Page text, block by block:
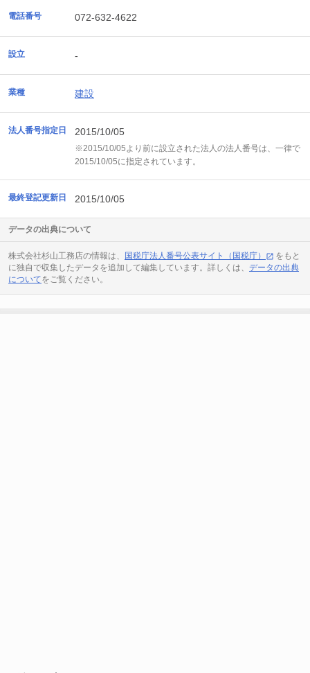
電話番号 072-632-4622
設立 -
業種 建設
法人番号指定日 2015/10/05
※2015/10/05より前に設立された法人の法人番号は、一律で
2015/10/05に指定されています。
最終登記更新日 2015/10/05
データの出典について
株式会社杉山工務店の情報は、 国税庁法人番号公表サイト（国税庁）
をもと
に独自で収集したデータを追加して編集しています。詳しくは、 データの出典
についてをご覧ください。